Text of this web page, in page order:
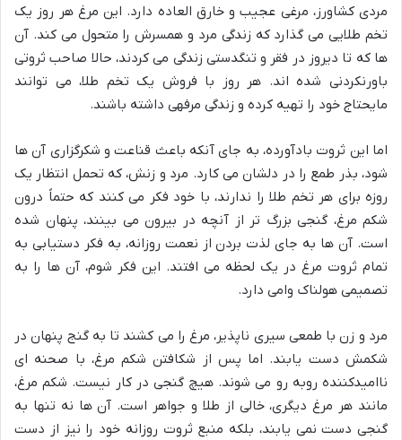
مردی کشاورز، مرغی عجیب و خارق العاده دارد. این مرغ هر روز یک
تخم طلایی می گذارد که زندگی مرد و همسرش را متحول می کند. آن
ها که تا دیروز در فقر و تنگدستی زندگی می کردند، حالا صاحب ثروتی
باورنکردنی شده اند. هر روز با فروش یک تخم طلا، می توانند
مایحتاج خود را تهیه کرده و زندگی مرفهی داشته باشند.
اما این ثروت بادآورده، به جای آنکه باعث قناعت و شکرگزاری آن ها
شود، بذر طمع را در دلشان می کارد. مرد و زنش، که تحمل انتظار یک
روزه برای هر تخم طلا را ندارند، با خود فکر می کنند که حتماً درون
شکم مرغ، گنجی بزرگ تر از آنچه در بیرون می بینند، پنهان شده
است. آن ها به جای لذت بردن از نعمت روزانه، به فکر دستیابی به
تمام ثروت مرغ در یک لحظه می افتند. این فکر شوم، آن ها را به
تصمیمی هولناک وامی دارد.
مرد و زن با طمعی سیری ناپذیر، مرغ را می کشند تا به گنج پنهان در
شکمش دست یابند. اما پس از شکافتن شکم مرغ، با صحنه ای
ناامیدکننده روبه رو می شوند. هیچ گنجی در کار نیست. شکم مرغ،
مانند هر مرغ دیگری، خالی از طلا و جواهر است. آن ها نه تنها به
گنجی دست نمی یابند، بلکه منبع ثروت روزانه خود را نیز از دست